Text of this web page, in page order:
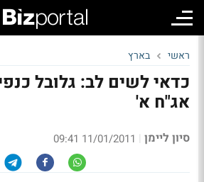
ראשי בארץ
כדאי לשים לב: גלובל
אג"ח א'
סיון ליימן |
11/01/2011 09:41